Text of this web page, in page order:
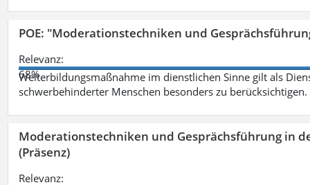
POE: "Moderationstechniken und
Relevanz:
68%
Weiterbildungsmaßnahme im dienstlichen Sinne gilt als
schwerbehinderter Menschen besonders zu berücksichtigen.
Moderationstechniken und Gesprächsführung in
(Präsenz)
Relevanz: